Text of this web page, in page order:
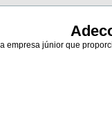
empresa júnior que